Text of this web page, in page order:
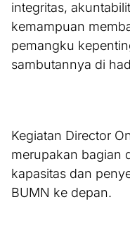
integritas,
kemampuan
pemangku
sambutannya di
Kegiatan Director
merupakan bagian
kapasitas dan
BUMN ke depan.